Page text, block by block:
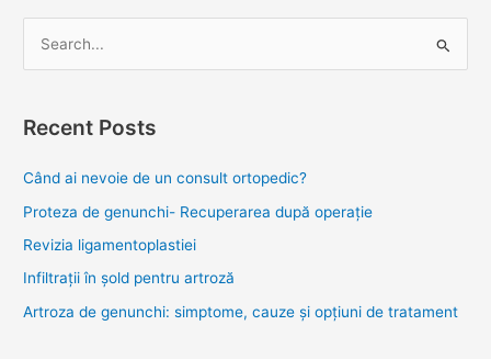
r
o
r
:
Recent Posts
Când ai nevoie de un consult ortopedic?
Proteza de genunchi- Recuperarea după operație
Revizia ligamentoplastiei
Infiltrații în șold pentru artroză
Artroza de genunchi: simptome, cauze și opțiuni de tratament